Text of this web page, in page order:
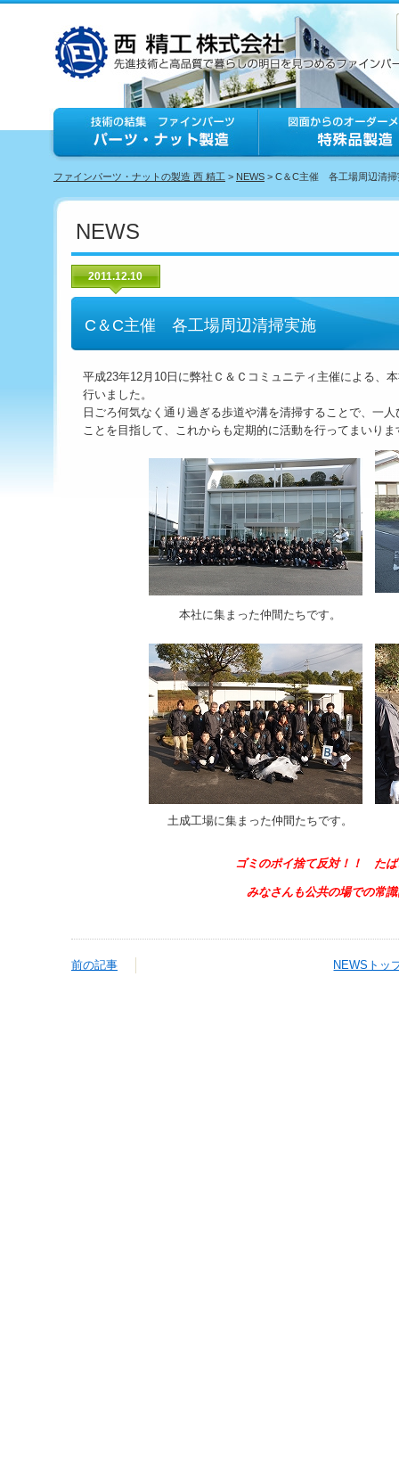
ファインパーツ・ナットの製造 西 精工 > NEWS > C＆C主催 各工場周辺清掃
NEWS
2011.12.10
C＆C主催 各工場周辺清掃実施
平成23年12月10日に弊社Ｃ＆Ｃコミュニティ主催による、
行いました。
日ごろ何気なく通り過ぎる歩道や溝を清掃することで、一
ことを目指して、これからも定期的に活動を行ってまいりま
本社に集まった仲間たちです。
土成工場に集まった仲間たちです。
ゴミのポイ捨て反対！！ たば
みなさんも公共の場での常
前の記事 NEWSトッ